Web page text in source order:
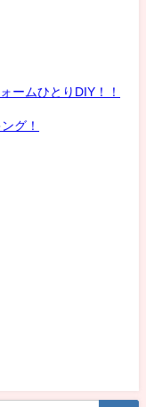
ームひとりDIY！！
グ！